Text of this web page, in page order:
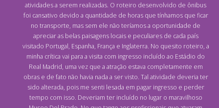
atividades a serem realizadas. O roteiro desenvolvido de ônibus
foi cansativo devido a quantidade de horas que tínhamos que ficar
no transporte, mas sem ele não teríamos a oportunidade de
apreciar as belas paisagens locais e peculiares de cada país
visitado Portugal, Espanha, França e Inglaterra. No quesito roteiro, a
minha crítica vai para a visita com ingresso incluído ao Estádio do
Real Madrid, uma vez que a atração estava completamente em
obras e de fato não havia nada a ser visto. Tal atividade deveria ter
sido alterada, pois me senti lesada em pagar ingresso e perder
tempo com isso. Deveriam ter incluído no lugar o maravilhoso